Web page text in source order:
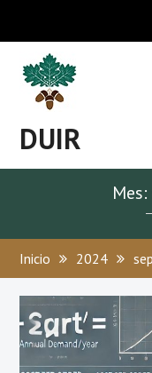
content
DUIR
Inicio 2024